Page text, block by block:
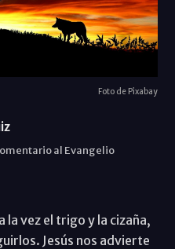
Foto de Pixabay
al Evangelio
la vez el trigo y la cizaña,
Jesús nos advierte